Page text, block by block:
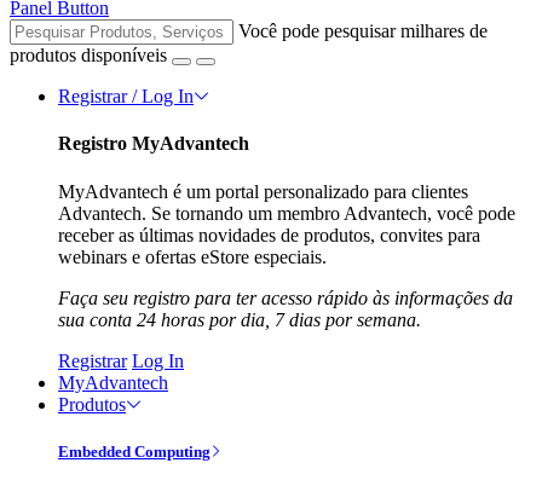
Panel Button
Você pode pesquisar milhares de
produtos disponíveis
Registrar / Log In
Registro MyAdvantech
MyAdvantech é um portal personalizado para clientes
Advantech. Se tornando um membro Advantech, você pode
receber as últimas novidades de produtos, convites para
webinars e ofertas eStore especiais.
Faça seu registro para ter acesso rápido às informações da
sua conta 24 horas por dia, 7 dias por semana.
Registrar Log In
MyAdvantech
Produtos
Embedded Computing